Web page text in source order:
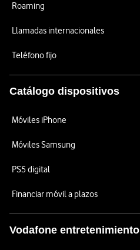
Roaming
Llamadas internacionales
Teléfono fijo
Catálogo dispositivos
Móviles iPhone
Móviles Samsung
PS5 digital
Financiar móvil a plazos
Vodafone entretenimiento